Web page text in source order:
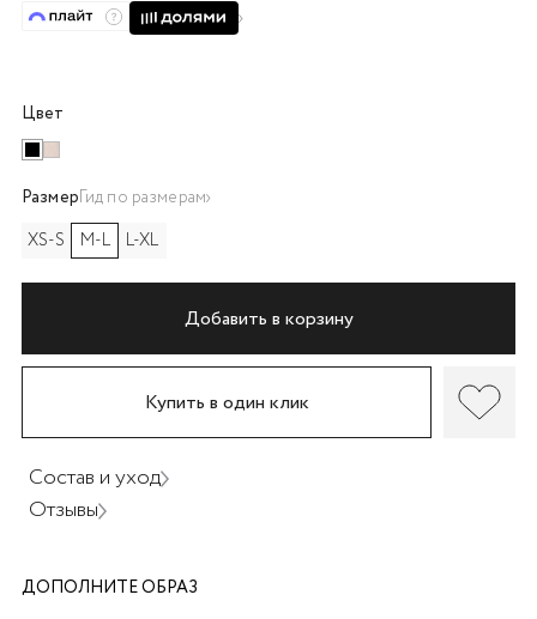
Цвет
РазмерГид по размерам
XS-S
M-L L-XL
Добавить в корзину
Купить в один клик
Состав и уход
Отзывы
Остались вопросы?
ДОПОЛНИТЕ ОБРАЗ